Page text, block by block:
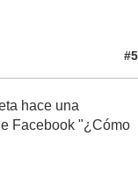
#5
hace una
Facebook "¿Cómo